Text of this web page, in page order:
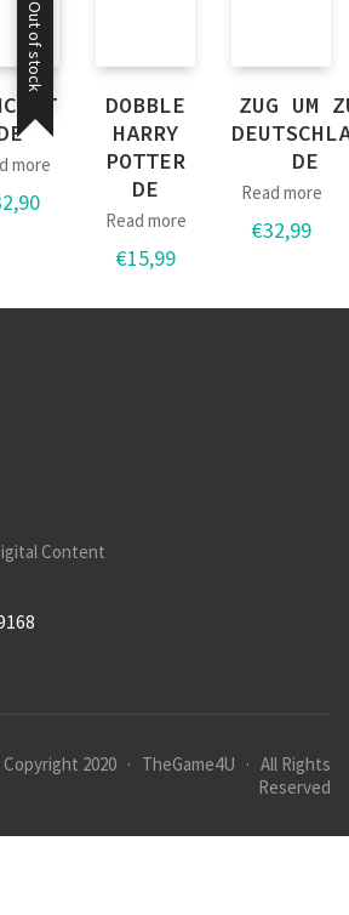
Out of stock
more
DOBBLE
HARRY
POTTER
DE
Read more
€15,99
ZUG UM
DE
Read more
€32,99
Content
2020 · TheGame4U · All Rights
Reserved